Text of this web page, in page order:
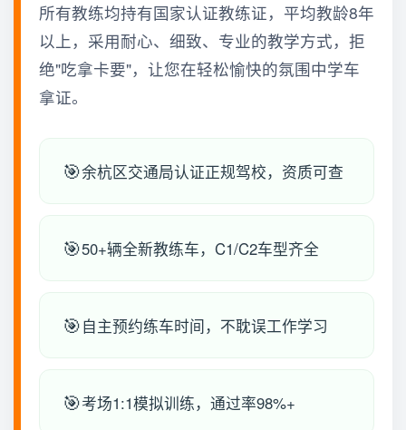
所有教练均持有国家认证教练证，平均教龄8年
以上，采用耐心、细致、专业的教学方式，拒
绝"吃拿卡要"，让您在轻松愉快的氛围中学车
拿证。
余杭区交通局认证正规驾校，资质可查
50+辆全新教练车，C1/C2车型齐全
自主预约练车时间，不耽误工作学习
考场1:1模拟训练，通过率98%+